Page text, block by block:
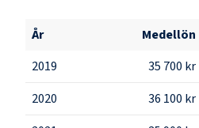
År Medellön
2019
35 700 kr
2020
36 100 kr